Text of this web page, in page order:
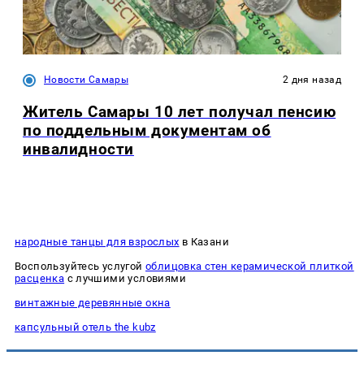
Новости Самары 2 дня назад
Житель Самары 10 лет получал пенсию
по поддельным документам об
инвалидности
народные танцы для взрослых в Казани
Воспользуйтесь услугой облицовка стен керамической плиткой
расценка с лучшими условиями
винтажные деревянные окна
капсульный отель the kubz